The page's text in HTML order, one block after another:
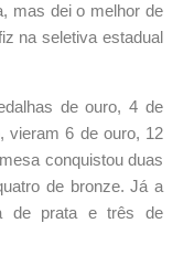
mas dei o melhor de
na seletiva estadual
de ouro, 4 de
vieram 6 de ouro, 12
conquistou duas
de bronze. Já a
de prata e três de